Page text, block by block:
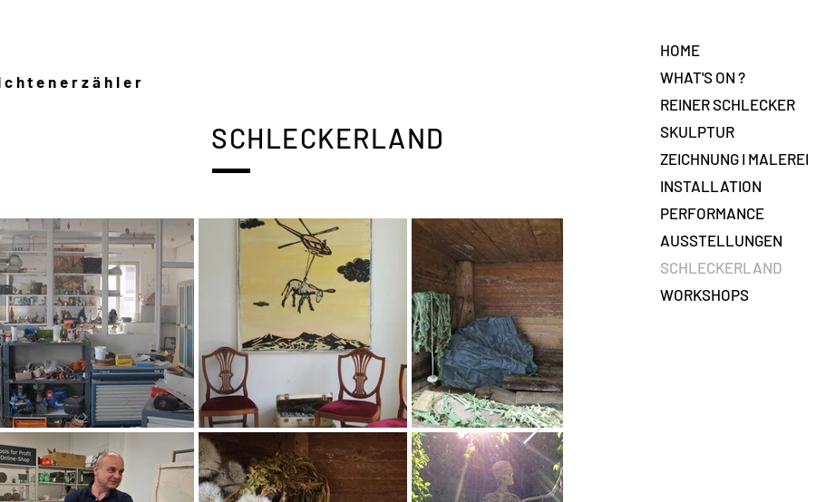
HOME
WHAT'S ON ?
REINER SCHLECKER
SKULPTUR
ZEICHNUNG I MALEREI
INSTALLATION
PERFORMANCE
AUSSTELLUNGEN
SCHLECKERLAND
WORKSHOPS
SCHLECKERLAND